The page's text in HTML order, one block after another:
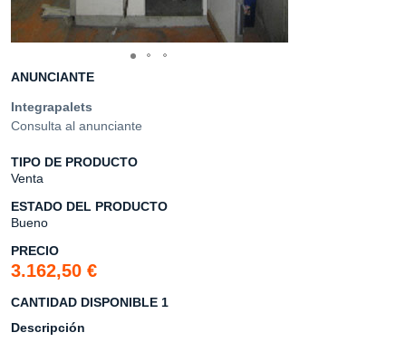
ANUNCIANTE
Integrapalets
Consulta al anunciante
TIPO DE PRODUCTO
Venta
ESTADO DEL PRODUCTO
Bueno
PRECIO
3.162,50 €
CANTIDAD DISPONIBLE 1
Descripción